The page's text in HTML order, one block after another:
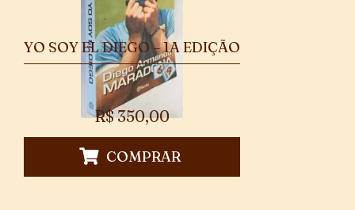
YO SOY EL DIEGO – 1A EDIÇÃO
R$350,00
COMPRAR